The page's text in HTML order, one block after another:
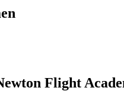
Flight